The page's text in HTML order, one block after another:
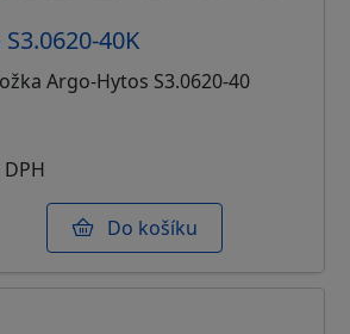
40K
Argo-Hytos S3.0620-40
Do košíku